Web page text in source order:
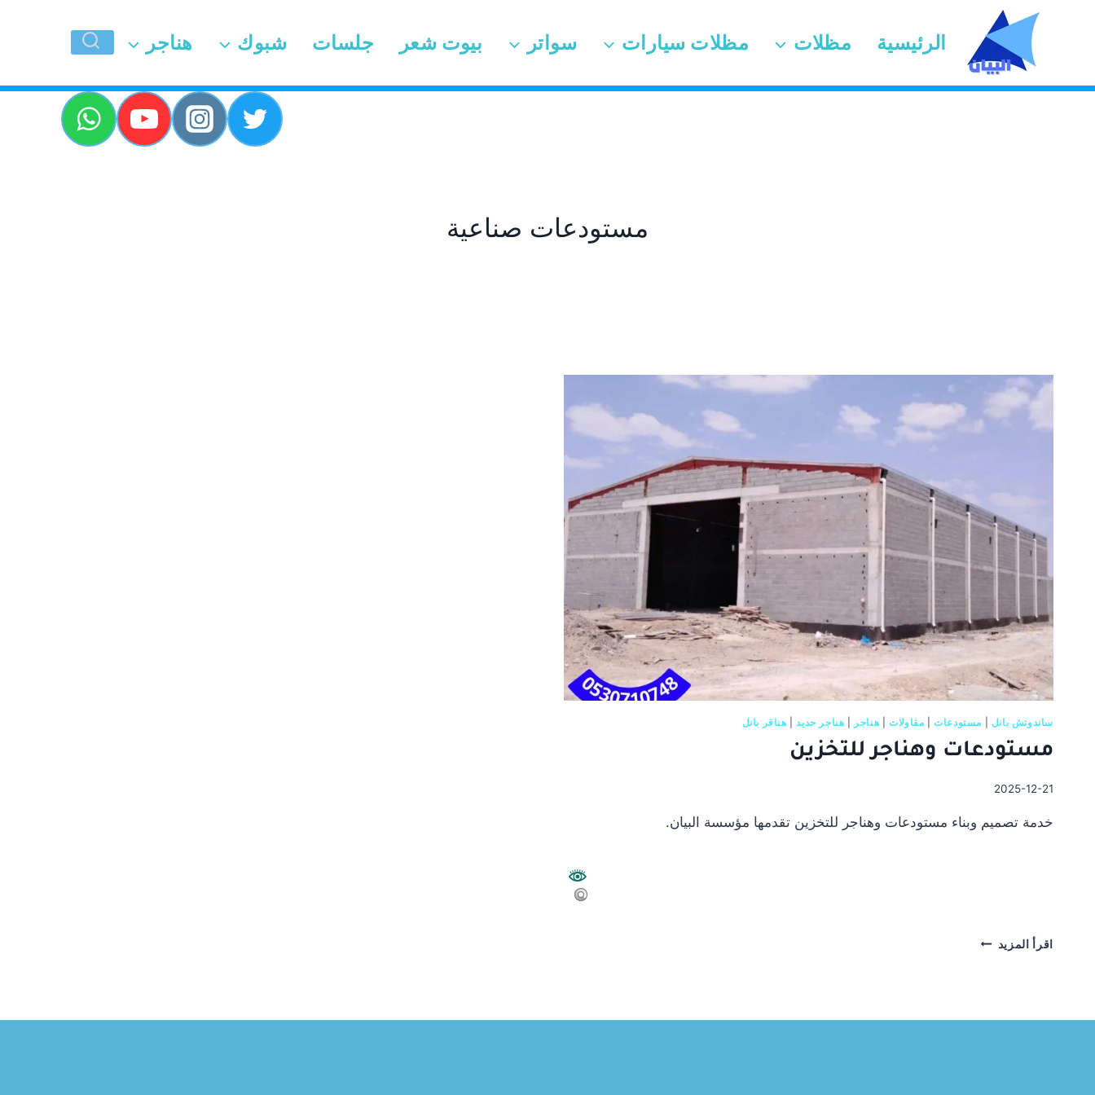
الرئيسية مظلات مظلات سيارات سواتر بيوت شعر جلسات شبوك هناجر
مستودعات صناعية
ساندوتش بانل مستودعات| مقاولات هناجر هناجر حديد| هناقر بانل
مستودعات وهناجر للتخزين
2025-12-21
خدمة تصميم وبناء مستودعات وهناجر للتخزين تقدمها مؤسسة البيان.
اقرأ المزيد مستودعات